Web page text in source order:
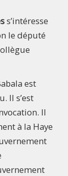
s’intéresse
le député
est
Il s’est
Il
à la Haye